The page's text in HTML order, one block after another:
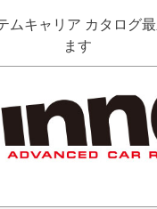
ムキャリア カタログ
ます